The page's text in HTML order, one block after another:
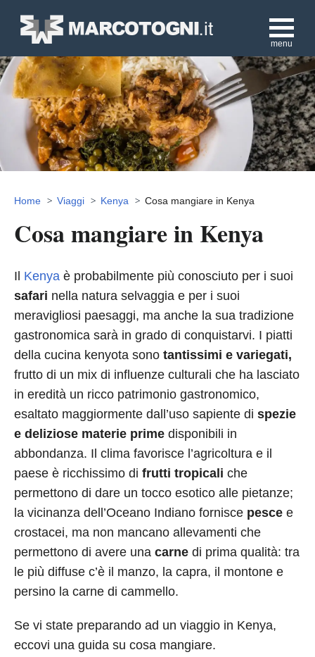
menu
Home Viaggi Kenya Cosa mangiare in Kenya
Cosa mangiare in Kenya
Il Kenya è probabilmente più conosciuto per i suoi
safari nella natura selvaggia e per i suoi
meravigliosi paesaggi, ma anche la sua tradizione
gastronomica sarà in grado di conquistarvi. I piatti
della cucina kenyota sono tantissimi e variegati,
frutto di un mix di influenze culturali che ha lasciato
in eredità un ricco patrimonio gastronomico,
esaltato maggiormente dall’uso sapiente di spezie
e deliziose materie prime disponibili in
abbondanza. Il clima favorisce l’agricoltura e il
paese è ricchissimo di frutti tropicali che
permettono di dare un tocco esotico alle pietanze;
la vicinanza dell’Oceano Indiano fornisce pesce e
crostacei, ma non mancano allevamenti che
permettono di avere una carne di prima qualità: tra
le più diffuse c’è il manzo, la capra, il montone e
persino la carne di cammello.
Se vi state preparando ad un viaggio in Kenya,
eccovi una guida su cosa mangiare.